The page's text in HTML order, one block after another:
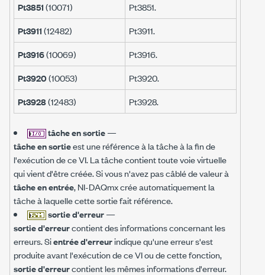
Pt3851(10071)
Pt3851.
Pt3911(12482)
Pt3911.
Pt3916(10069)
Pt3916.
Pt3920(10053)
Pt3920.
Pt3928(12483) Pt3928.
tâche en sortie—
tâche en sortieest une référence à la tâche à la fin de
l'exécution de ce VI. La tâche contient toute voie virtuelle
qui vient d'être créée. Si vous n'avez pas câblé de valeur à
tâche en entrée, NI-DAQmx crée automatiquement la
tâche à laquelle cette sortie fait référence.
sortie d'erreur—
sortie d'erreurcontient des informations concernant les
erreurs. Sientrée d'erreurindique qu'une erreur s'est
produite avant l'exécution de ce VI ou de cette fonction,
sortie d'erreurcontient les mêmes informations d'erreur.